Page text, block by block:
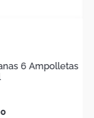
6 Ampolletas